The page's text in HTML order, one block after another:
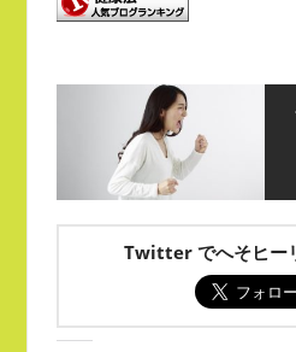
Twitter でへそヒー